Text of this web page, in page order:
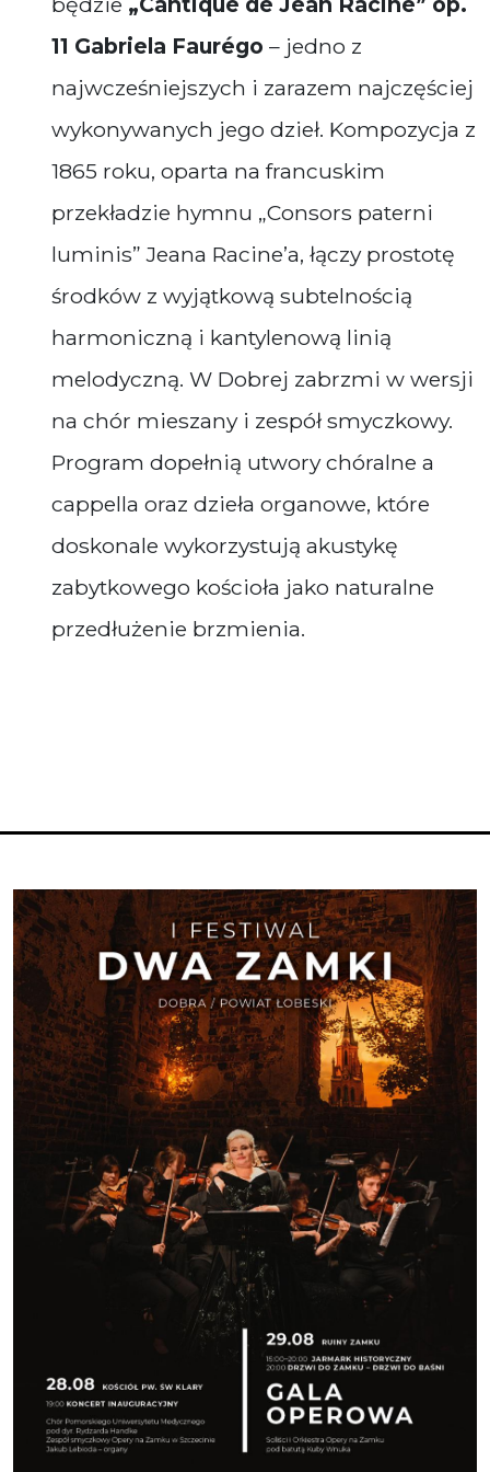
11 Gabriela Faurégo – jedno z
najwcześniejszych i zarazem najczęściej
wykonywanych jego dzieł. Kompozycja z
1865 roku, oparta na francuskim
przekładzie hymnu „Consors paterni
luminis” Jeana Racine’a, łączy prostotę
środków z wyjątkową subtelnością
harmoniczną i kantylenową linią
melodyczną. W Dobrej zabrzmi w wersji
na chór mieszany i zespół smyczkowy.
Program dopełnią utwory chóralne a
cappella oraz dzieła organowe, które
doskonale wykorzystują akustykę
zabytkowego kościoła jako naturalne
przedłużenie brzmienia.